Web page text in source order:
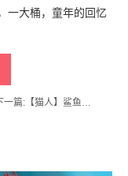
一大桶，童年的回忆
下一篇: 【猫人】鲨鱼裤女士高腰收腹提臀外穿打底裤